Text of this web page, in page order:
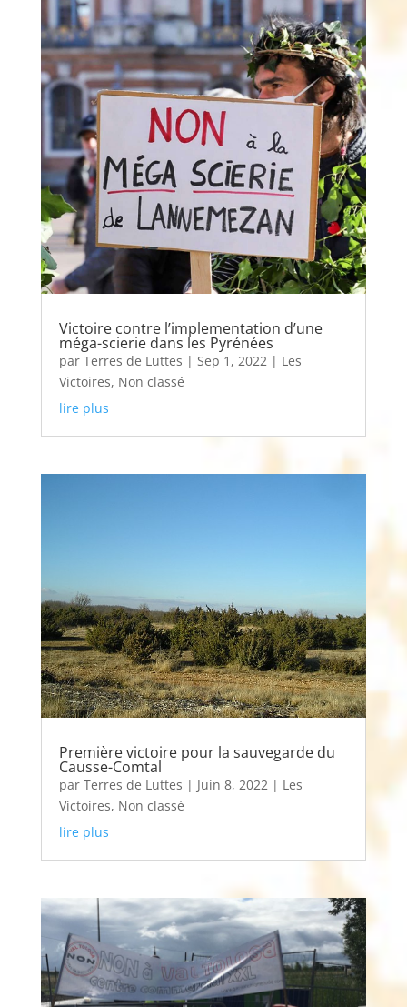
Victoire contre l’implementation d’une
méga-scierie dans les Pyrénées
par Terres de Luttes | Sep 1, 2022| Les
Victoires, Non classé
lire plus
Première victoire pour la sauvegarde du
Causse-Comtal
par Terres de Luttes | Juin 8, 2022| Les
Victoires, Non classé
lire plus